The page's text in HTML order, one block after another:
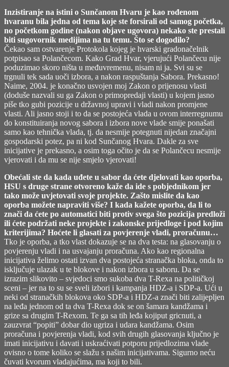
Inzistiranje na istini o Sunčanom Hvaru je kao rođenom
hvaranu bila jedna od tema koje ste forsirali od samog početka,
no početkom godine (nakon objave ugovora) nekako ste prestali
biti sugovornik medijima na tu temu. Što se dogodilo?
Čekao sam ostvarenje Protokola kojeg je hvarski gradonačelnik
potpisao sa Polančecom. Kako Grad Hvar, vjerujući Polančecu nije
poduzimao skoro ništa u međuvremenu, nisam ni ja. Svi su se
trgnuli tek sada uoči izbora, a nakon raspuštanja Sabora. Prekasno!
Naime, 2004. je konačno usvojen moj Zakon o prijenosu vlasti
(doduše nazvali su ga Zakon o primopredaji vlasti) u kojem jasno
piše tko gubi pozicije u državnoj upravi i vladi nakon promjene
vlasti. Ali jasno stoji i to da se postojeća vlada u ovom interregnumu
do konstituiranja novog sabora i izbora nove vlade smije ponašati
samo kao tehnička vlada, tj. da nesmije potegnuti nijedan značajni
gospodarski potez, pa ni kod Sunčanog Hvara. Dakle za sve
inicijative je prekasno, a osim toga očito je da se Polančecu nesmije
vjerovati i da mu se nije smjelo vjerovati!
Obećali ste da kada uđete u sabor da ćete djelovati kao oporba,
HSU s druge strane otvoreno kaže da ide s pobjednikom jer
tako može uvjetovati svoje projekte. Zašto mislite da kao
oporba možete napraviti više? I kada kažete oporba, da li to
znači da ćete po automatici biti protiv svega što pozicija predloži
ili ćete podržati neke projekte i zakonske prijedloge i pod kojim
kriterijima? Hoćete li glasati za povjerenje vladi, proračunu…
Tko je oporba, a tko vlast dokazuje se na dva testa: na glasovanju o
povjerenju vladi i na usvajanju proračuna. Ako kao regionalna
inicijativa želimo ostati izvan dva postojeća stranačka bloka, onda to
isključuje ulazak u te blokove i nakon izbora u saboru. Da se
izrazim slikovito – svjedoci smo sukoba dva T-Rexa na političkoj
sceni – jer na to su se sveli izbori i kampanja HDZ-a i SDP-a. Ući u
neki od stranačkih blokova oko SDP-a i HDZ-a znači biti zalijepljen
na leđa jednom od ta dva T-Rexa dok se on šamara kandžama i
grize sa drugim T-Rexom. Te ga sa tih leđa kojiput gricnuti, a
zauzvrat “popiti” dobar dio ugriza i udara kandžama. Osim
proračuna i povjerenja vladi, kod svih drugih glasovanja ključno je
imati inicijativu i davati i uskraćivati potporu prijedlozima vlade
ovisno o tome koliko se slažu s našim inicijativama. Sigurno neću
čuvati kvorum vladajućima, ma koji to bili.